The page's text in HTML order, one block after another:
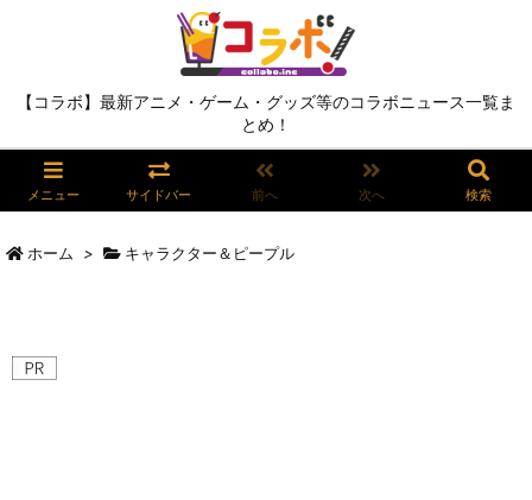
【コラボ】最新アニメ・ゲーム・グッズ等のコラボニュース一覧ま
とめ！
メニュー サイドバー 前へ 次へ 検索
ホーム > キャラクター＆ピープル